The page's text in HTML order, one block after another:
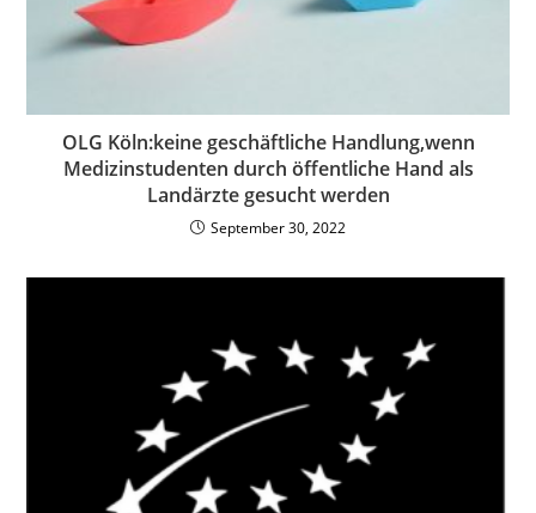
OLG Köln:keine geschäftliche Handlung,wenn
Medizinstudenten durch öffentliche Hand als
Landärzte gesucht werden
September 30, 2022